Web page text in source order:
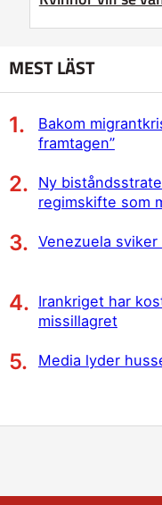
MEST LÄST
Bakom
framtagen”
Ny
regimskifte som
Venezuela sviker
Irankriget har
missillagret
Media lyder